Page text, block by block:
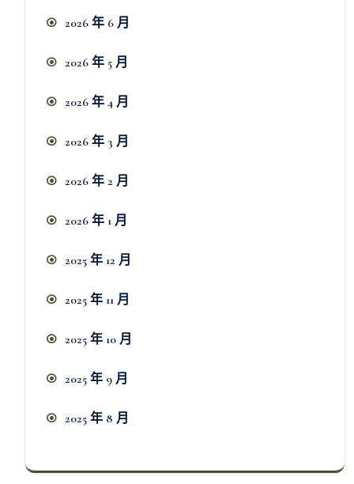
2026 年 6 月
2026 年 5 月
2026 年 4 月
2026 年 3 月
2026 年 2 月
2026 年 1 月
2025 年 12 月
2025 年 11 月
2025 年 10 月
2025 年 9 月
2025 年 8 月